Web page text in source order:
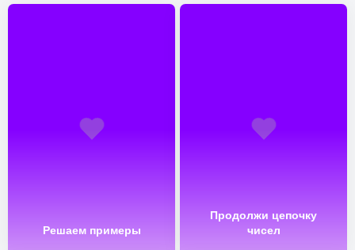
Решаем примеры
Продолжи цепочку
чисел